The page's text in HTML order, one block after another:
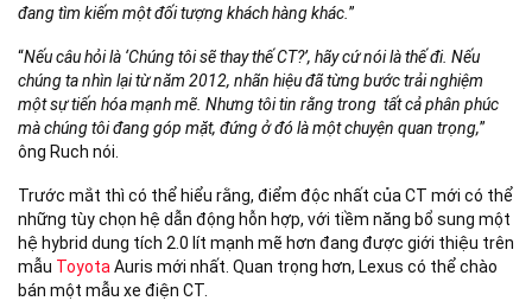
đang tìm kiếm một đối tượng khách hàng khác. ”
“Nếu câu hỏi là ‘Chúng tôi sẽ thay thế CT?’, hãy cứ nói là thế đi. Nếu
chúng ta nhìn lại từ năm 2012, nhãn hiệu đã từng bước trải nghiệm
một sự tiến hóa mạnh mẽ. Nhưng tôi tin rằng trong tất cả phân phúc
mà chúng tôi đang góp mặt, đứng ở đó là một chuyện quan trọng,”
ông Ruch nói.
Trước mắt thì có thể hiểu rằng, điểm độc nhất của CT mới có thể
những tùy chọn hệ dẫn động hỗn hợp, với tiềm năng bổ sung một
hệ hybrid dung tích 2.0 lít mạnh mẽ hơn đang được giới thiệu trên
mẫu Toyota Auris mới nhất. Quan trọng hơn, Lexus có thể chào
bán một mẫu xe điện CT.